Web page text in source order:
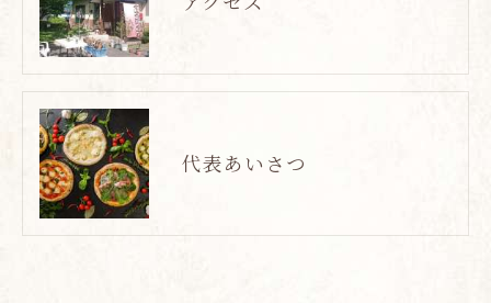
代表あいさつ